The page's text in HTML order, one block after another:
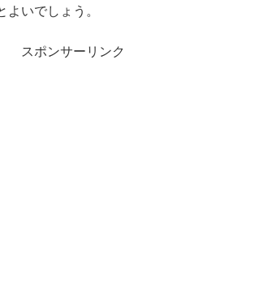
よいでしょう。
スポンサーリンク